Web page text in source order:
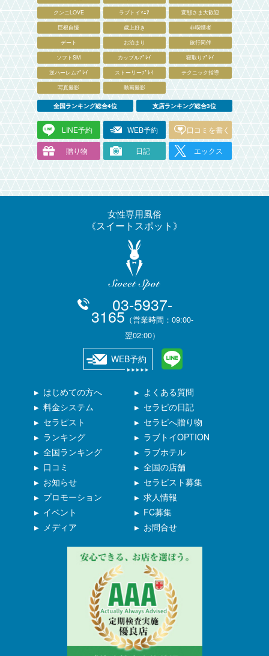
クンニLOVE
ラブトイﾏﾆｱ
変態さま大歓迎
巨根自慢
歳上好き
非喫煙者
デート
お泊まり
旅行同伴
ソフトSM
カップルﾌﾟﾚｲ
寝取りﾌﾟﾚｲ
逆ハーレムﾌﾟﾚｲ
ストーリーﾌﾟﾚｲ
テクニック指導
写真撮影
動画撮影
全国ランキング総合4位 支店ランキング総合3位
LINE予約 WEB予約 口コミを書く
贈り物 日記 エックス
女性専用風俗
スイートスポット
03-5937-
3165 （営業時間：09:00-
翌02:00）
WEB予約
はじめての方へ
プロモーション
ラブホテル
料金システム
イベント
全国の店舗
セラピスト
メディア
セラピスト募集
ランキング
よくある質問
求人情報
全国ランキング
セラピの日記
FC募集
口コミ
セラピへ贈り物
お問合せ
お知らせ
ラブトイOPTION